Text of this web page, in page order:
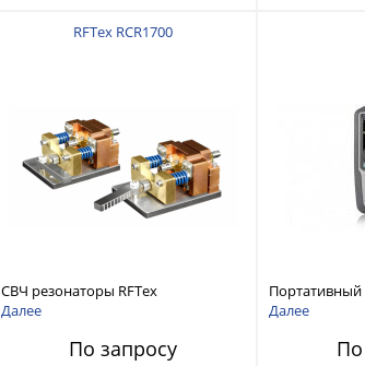
RFTex RCR1700
СВЧ резонаторы RFTex
RCR1700 для тонких листов
Далее
По запросу
анализатор
до 26,5 ГГц
Далее
По